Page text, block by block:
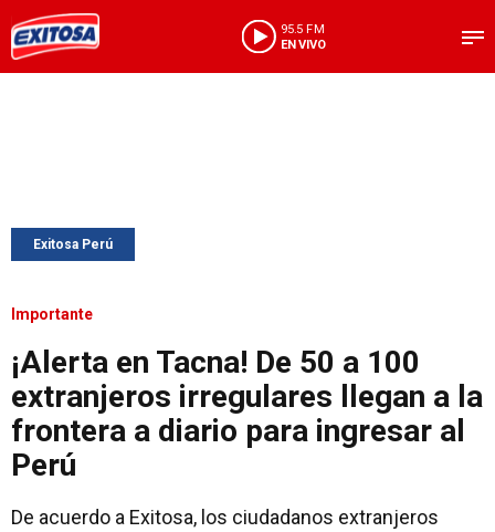
95.5 FM
EN VIVO
Exitosa Perú
Importante
¡Alerta en Tacna! De 50 a 100
extranjeros irregulares llegan a la
frontera a diario para ingresar al
Perú
De acuerdo a Exitosa, los ciudadanos extranjeros